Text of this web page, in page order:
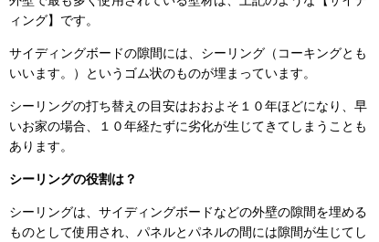
ィング】です。
サイディングボードの隙間には、シーリング（コーキングとも
いいます。）というゴム状のものが埋まっています。
シーリングの打ち替えの目安はおおよそ１０年ほどになり、早
いお家の場合、１０年経たずに劣化が生じてきてしまうことも
あります。
シーリングの役割は？
シーリングは、サイディングボードなどの外壁の隙間を埋める
ものとして使用され、パネルとパネルの間には隙間が生じてし